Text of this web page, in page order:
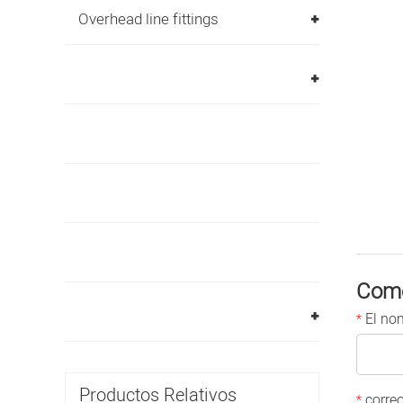
Overhead line fittings
Productos Relativos
* El